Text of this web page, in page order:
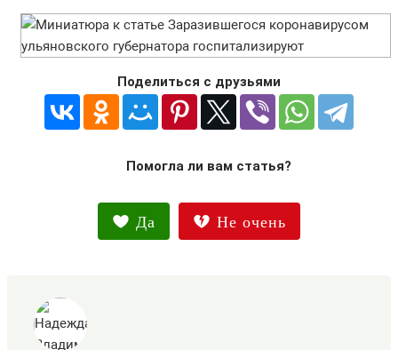
Поделиться с друзьями
Помогла ли вам статья?
Да Не очень